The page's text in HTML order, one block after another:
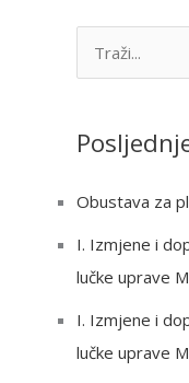
r
f
o
r
:
Obustava za
I. Izmjene i
lučke uprave
I. Izmjene i
lučke uprave